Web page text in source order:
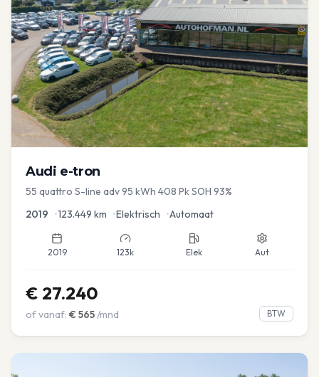
Audi e-tron
55 quattro S-line adv 95 kWh 408 Pk SOH 93%
2019 •123.449 km •Elektrisch •Automaat
2019 123k Elek Aut
€ 27.240
of vanaf: € 565/mnd BTW